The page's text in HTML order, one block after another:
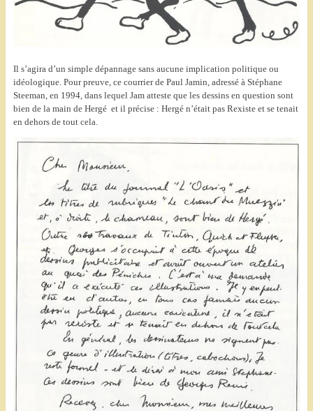
Il s’agira d’un simple dépannage sans aucune implication politique ou
idéologique. Pour preuve, ce courrier de Paul Jamin, adressé à Stéphane
Steeman, en 1994, dans lequel Jam atteste que les dessins en question sont
bien de la main de Hergé et il précise : Hergé n’était pas Rexiste et se tenait
en dehors de tout cela.